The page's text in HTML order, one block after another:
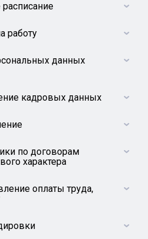
работу
данных
кадровых данных
по договорам
характера
оплаты труда,